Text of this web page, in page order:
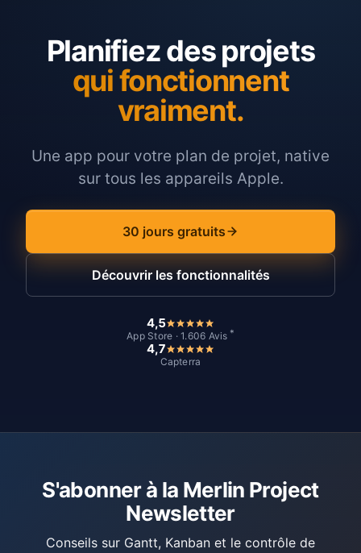
Planifiez des projets
qui fonctionnent
vraiment.
Une app pour votre plan de projet, native
sur tous les appareils Apple.
30 jours gratuits
Découvrir les fonctionnalités
4,5
App Store · 1.606 Avis *
4,7
Capterra
S'abonner à la Merlin Project
Newsletter
Conseils sur Gantt, Kanban et le contrôle de